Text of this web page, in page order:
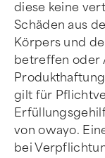
diese keine
Schäden aus
Körpers und
betreffen oder
gilt für
von owayo.
bei